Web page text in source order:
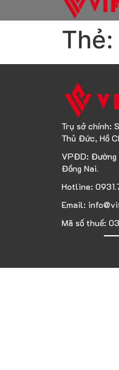
Thẻ:
Trụ sở chính:
Thủ Đức, Hồ
VPĐD: Đường
Đồng Nai.
Hotline:
Email:
Mã số thuế: